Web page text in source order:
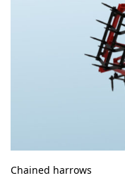
Chained harrows